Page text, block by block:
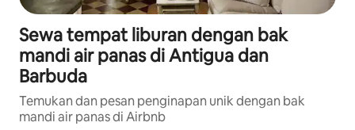
Sewa tempat liburan dengan bak
mandi air panas di Antigua dan
Barbuda
Temukan dan pesan penginapan unik dengan bak
mandi air panas di Airbnb